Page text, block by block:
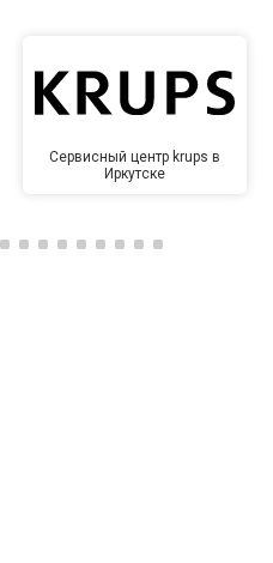
Сервисный центр krups в
Иркутске